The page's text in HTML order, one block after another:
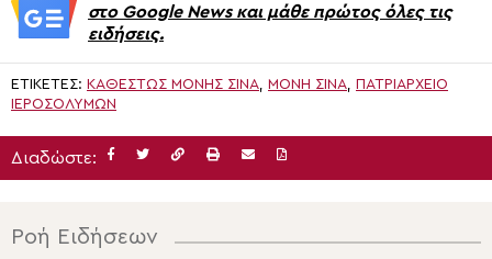
στο Google News και μάθε πρώτος όλες τις
ειδήσεις.
ΕΤΙΚΈΤΕΣ: ΚΑΘΕΣΤΏΣ ΜΟΝΉΣ ΣΙΝΆ, ΜΟΝΉ ΣΙΝΆ, ΠΑΤΡΙΑΡΧΕΊΟ
ΙΕΡΟΣΟΛΎΜΩΝ
Διαδώστε:
Ροή Ειδήσεων